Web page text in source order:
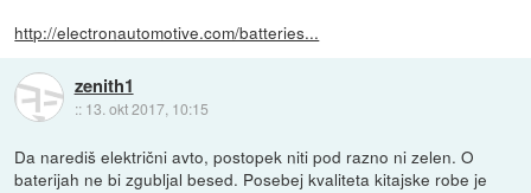
http://electronautomotive.com/batteries...
zenith1
:: 13. okt 2017, 10:15
Da narediš električni avto, postopek niti pod razno ni zelen. O
baterijah ne bi zgubljal besed. Posebej kvaliteta kitajske robe je